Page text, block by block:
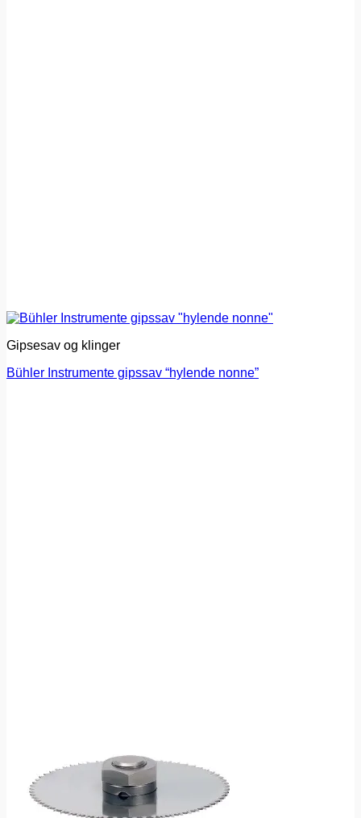
Gipsesav og klinger
Bühler Instrumente gipssav “hylende nonne”